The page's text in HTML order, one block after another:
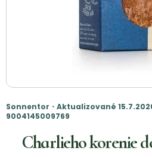
Sonnentor・Aktualizované 15.7.2026
9004145009769
Charlieho korenie